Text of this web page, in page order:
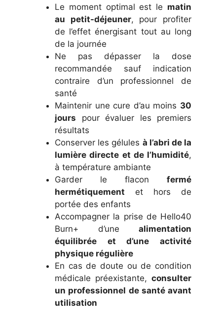
Le moment optimal est le matin
au petit-déjeuner, pour profiter
de l’effet énergisant tout au long
de la journée
Ne pas dépasser la dose
recommandée sauf indication
contraire d’un professionnel de
santé
Maintenir une cure d’au moins 30
jours pour évaluer les premiers
résultats
Conserver les gélules à l’abri de la
lumière directe et de l’humidité,
à température ambiante
Garder le flacon fermé
hermétiquement et hors de
portée des enfants
Accompagner la prise de Hello40
Burn+ d’une alimentation
équilibrée et d’une activité
physique régulière
En cas de doute ou de condition
médicale préexistante, consulter
un professionnel de santé avant
utilisation